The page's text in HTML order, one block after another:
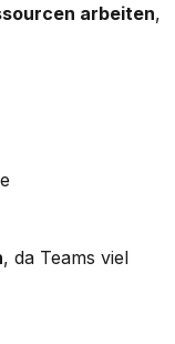
arbeiten,
, da Teams viel